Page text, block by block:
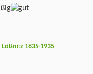
1835-1935